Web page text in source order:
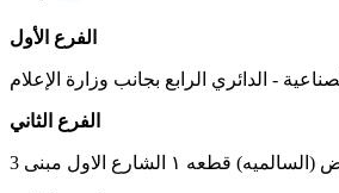
الفرع الأول
- الدائري الرابع بجانب وزارة الإعلام
الفرع الثاني
قطعه ١ الشارع الاول مبنى 3